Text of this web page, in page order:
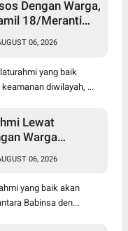
Dengan Warga,
18/Meranti
Dan Kamtibmas
06, 2026
yang baik
diwilayah, ...
Lewat
Warga
Asahan
06, 2026
yang baik akan
Babinsa den...